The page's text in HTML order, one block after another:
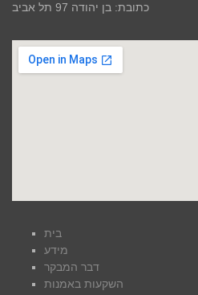
כתובת: בן יהודה 97 תל אביב
בית
מידע
דבר המבקר
השקעות באמנות